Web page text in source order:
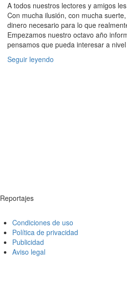
A todos nuestros lectores y amigos
Con mucha ilusión, con mucha
dinero necesario para lo que
Empezamos nuestro octavo año
pensamos que pueda interesar a
Seguir leyendo
Reportajes
Condiciones de uso
Política de privacidad
Publicidad
Aviso legal